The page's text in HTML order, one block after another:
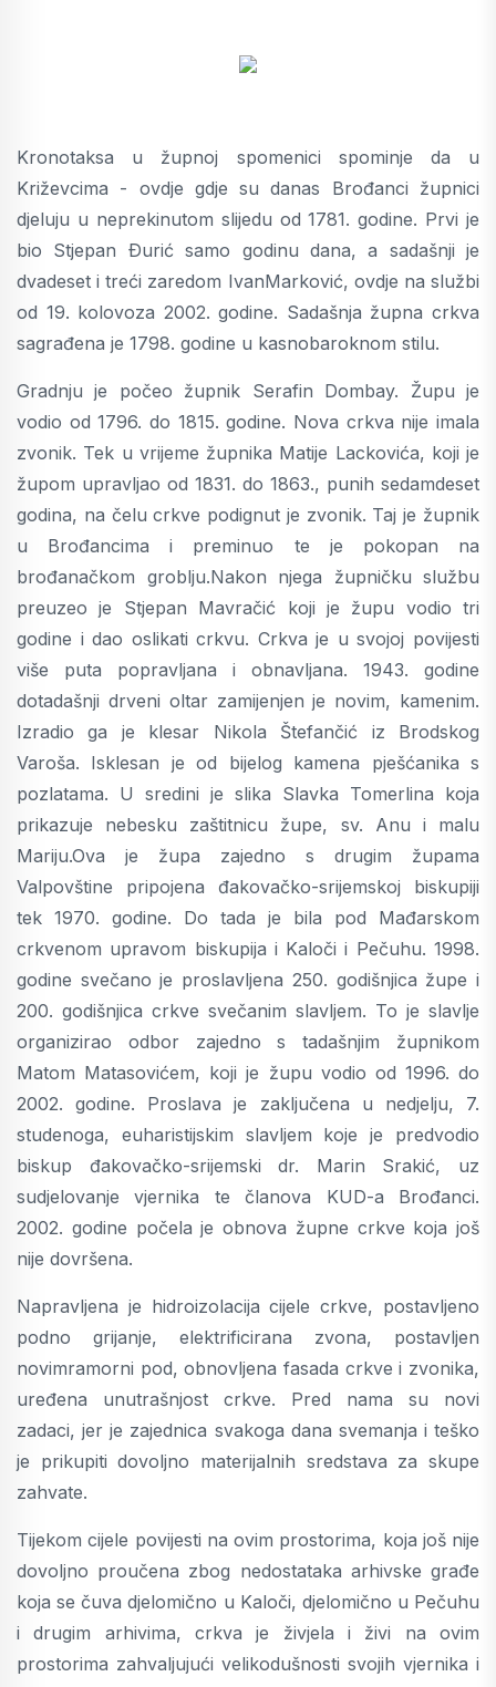
Kronotaksa u župnoj spomenici spominje da u
Križevcima - ovdje gdje su danas Brođanci župnici
djeluju u neprekinutom slijedu od 1781. godine. Prvi je
bio Stjepan Ðurić samo godinu dana, a sadašnji je
dvadeset i treći zaredom IvanMarković, ovdje na službi
od 19. kolovoza 2002. godine. Sadašnja župna crkva
sagrađena je 1798. godine u kasnobaroknom stilu.
Gradnju je počeo župnik Serafin Dombay. Župu je
vodio od 1796. do 1815. godine. Nova crkva nije imala
zvonik. Tek u vrijeme župnika Matije Lackovića, koji je
župom upravljao od 1831. do 1863., punih sedamdeset
godina, na čelu crkve podignut je zvonik. Taj je župnik
u Brođancima i preminuo te je pokopan na
brođanačkom groblju.Nakon njega župničku službu
preuzeo je Stjepan Mavračić koji je župu vodio tri
godine i dao oslikati crkvu. Crkva je u svojoj povijesti
više puta popravljana i obnavljana. 1943. godine
dotadašnji drveni oltar zamijenjen je novim, kamenim.
Izradio ga je klesar Nikola Štefančić iz Brodskog
Varoša. Isklesan je od bijelog kamena pješćanika s
pozlatama. U sredini je slika Slavka Tomerlina koja
prikazuje nebesku zaštitnicu župe, sv. Anu i malu
Mariju.Ova je župa zajedno s drugim župama
Valpovštine pripojena đakovačko-srijemskoj biskupiji
tek 1970. godine. Do tada je bila pod Mađarskom
crkvenom upravom biskupija i Kaloči i Pečuhu. 1998.
godine svečano je proslavljena 250. godišnjica župe i
200. godišnjica crkve svečanim slavljem. To je slavlje
organizirao odbor zajedno s tadašnjim župnikom
Matom Matasovićem, koji je župu vodio od 1996. do
2002. godine. Proslava je zaključena u nedjelju, 7.
studenoga, euharistijskim slavljem koje je predvodio
biskup đakovačko-srijemski dr. Marin Srakić, uz
sudjelovanje vjernika te članova KUD-a Brođanci.
2002. godine počela je obnova župne crkve koja još
nije dovršena.
Napravljena je hidroizolacija cijele crkve, postavljeno
podno grijanje, elektrificirana zvona, postavljen
novimramorni pod, obnovljena fasada crkve i zvonika,
uređena unutrašnjost crkve. Pred nama su novi
zadaci, jer je zajednica svakoga dana svemanja i teško
je prikupiti dovoljno materijalnih sredstava za skupe
zahvate.
Tijekom cijele povijesti na ovim prostorima, koja još nije
dovoljno proučena zbog nedostataka arhivske građe
koja se čuva djelomično u Kaloči, djelomično u Pečuhu
i drugim arhivima, crkva je živjela i živi na ovim
prostorima zahvaljujući velikodušnosti svojih vjernika i